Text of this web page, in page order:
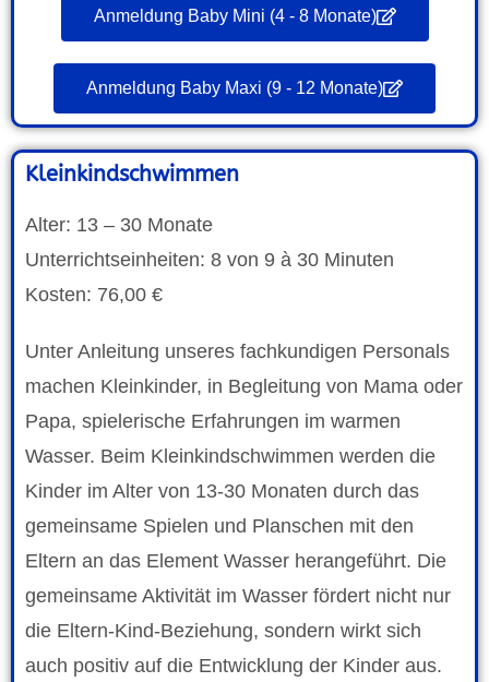
Anmeldung Baby Mini (4 - 8 Monate)
Anmeldung Baby Maxi (9 - 12 Monate)
Kleinkindschwimmen
Alter: 13 – 30 Monate
Unterrichtseinheiten: 8 von 9 à 30 Minuten
Kosten: 76,00 €
Unter Anleitung unseres fachkundigen Personals
machen Kleinkinder, in Begleitung von Mama oder
Papa, spielerische Erfahrungen im warmen
Wasser. Beim Kleinkindschwimmen werden die
Kinder im Alter von 13-30 Monaten durch das
gemeinsame Spielen und Planschen mit den
Eltern an das Element Wasser herangeführt. Die
gemeinsame Aktivität im Wasser fördert nicht nur
die Eltern-Kind-Beziehung, sondern wirkt sich
auch positiv auf die Entwicklung der Kinder aus.